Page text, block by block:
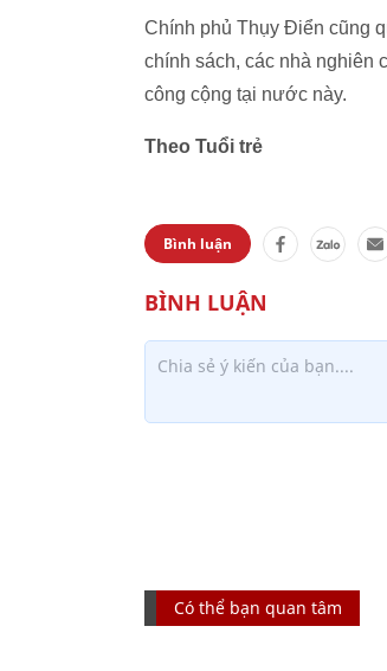
Chính phủ Thụy Điển cũng
chính sách, các nhà nghiên
công cộng tại nước này.
Theo Tuổi trẻ
Bình luận
Có thể bạn quan tâm